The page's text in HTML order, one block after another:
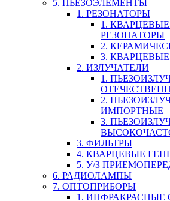
5. ПЬЕЗОЭЛЕМЕНТЫ
1. РЕЗОНАТОРЫ
1.
РЕЗОНАТОРЫ
2.
3.
2. ИЗЛУЧАТЕЛИ
1.
2.
ИМПОРТНЫЕ
3.
3. ФИЛЬТРЫ
4. КВАРЦЕВЫЕ
5. У/З
6. РАДИОЛАМПЫ
7. ОПТОПРИБОРЫ
1.